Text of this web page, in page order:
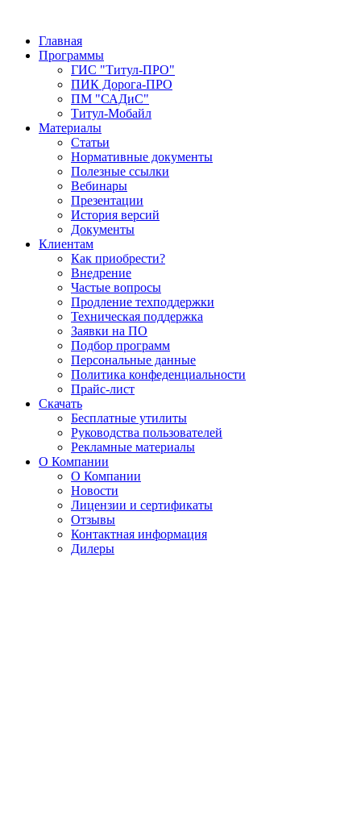
Главная
Программы
ГИС "Титул-ПРО"
ПИК Дорога-ПРО
ПМ "САДиС"
Титул-Мобайл
Материалы
Статьи
Нормативные документы
Полезные ссылки
Вебинары
Презентации
История версий
Документы
Клиентам
Как приобрести?
Внедрение
Частые вопросы
Продление техподдержки
Техническая поддержка
Заявки на ПО
Подбор программ
Персональные данные
Политика конфеденциальности
Прайс-лист
Скачать
Бесплатные утилиты
Руководства пользователей
Рекламные материалы
О Компании
О Компании
Новости
Лицензии и сертификаты
Отзывы
Контактная информация
Дилеры